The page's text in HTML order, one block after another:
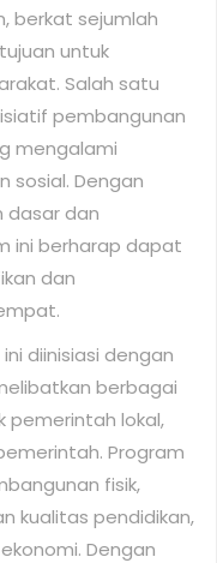
berkat sejumlah
untuk
Salah satu
pembangunan
mengalami
sosial. Dengan
dasar dan
ini berharap dapat
dan
diinisiasi dengan
berbagai
pemerintah lokal,
Program
fisik,
kualitas pendidikan,
Dengan